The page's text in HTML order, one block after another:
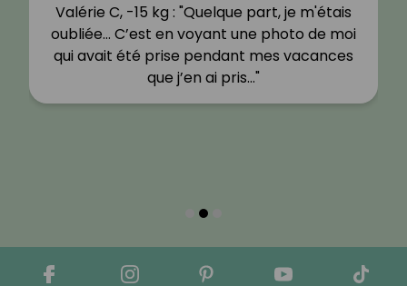
Valérie C, -15 kg : "Quelque part, je m'étais
oubliée… C’est en voyant une photo de moi
qui avait été prise pendant mes vacances
que j’en ai pris…"